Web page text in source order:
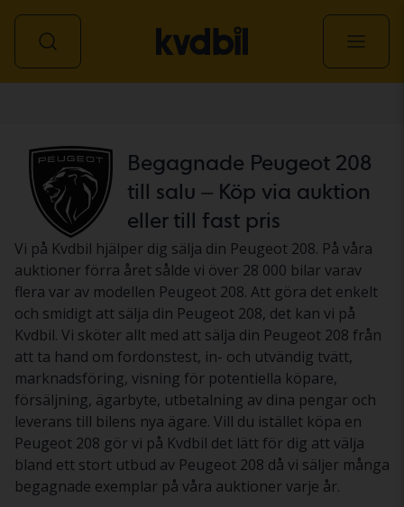
Begagnade Peugeot 208
till salu – Köp via auktion
eller till fast pris
Vi på Kvdbil hjälper dig sälja din Peugeot 208. På våra
auktioner förra året sålde vi över 28 000 bilar varav
flera var av modellen Peugeot 208. Att göra det enkelt
och smidigt att sälja din Peugeot 208, det kan vi på
Kvdbil. Vi sköter allt med att sälja din Peugeot 208 från
att ta hand om fordonstest, in- och utvändig tvätt,
marknadsföring, visning för potentiella köpare,
försäljning, ägarbyte, utbetalning av dina pengar och
leverans till bilens nya ägare. Vill du istället köpa en
Peugeot 208 gör vi på Kvdbil det lätt för dig att välja
bland ett stort utbud av Peugeot 208 då vi säljer många
begagnade exemplar på våra auktioner varje år.